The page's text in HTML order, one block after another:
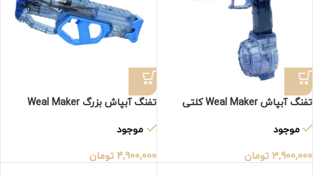
تفنگ آبپاش Weal Maker کلتی
موجود
3,900,000 تومان
تفنگ آبپاش بزرگ Weal Maker
موجود
4,900,000 تومان